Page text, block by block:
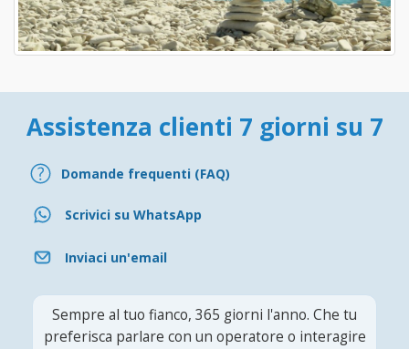
Assistenza clienti 7 giorni su 7
Domande frequenti (FAQ)
Scrivici su WhatsApp
Inviaci un'email
Sempre al tuo fianco, 365 giorni l'anno. Che tu
preferisca parlare con un operatore o interagire